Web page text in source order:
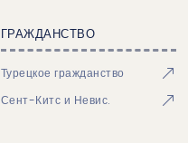
ГРАЖДАНСТВО
Турецкое гражданство
Сент-Китс и Невис.